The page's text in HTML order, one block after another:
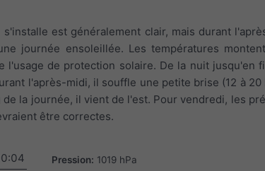
est généralement clair, mais durant
journée ensoleillée. Les températures
l'usage de protection solaire. De la nuit jusqu'en
l'après-midi, il souffle une petite brise (12 à 20
la journée, il vient de l'est. Pour vendredi, les
être correctes.
Pression: 1019 hPa